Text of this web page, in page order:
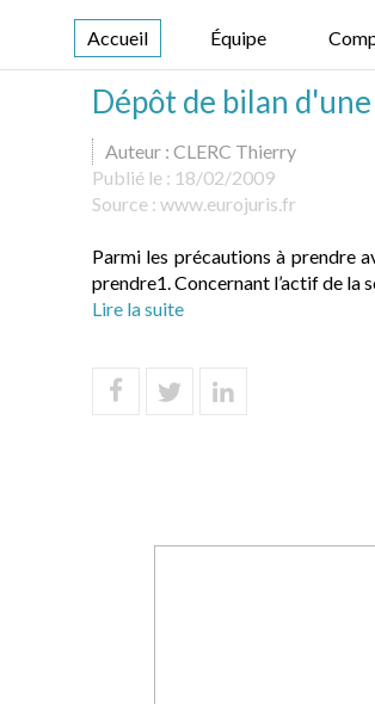
Accueil Équipe
Dépôt de bilan
Auteur : CLERC Thierry
Publié le : 18/02/2009
Source : www.eurojuris.fr
Parmi les précautions à prendre
prendre1. Concernant l’actif de la
Lire la suite